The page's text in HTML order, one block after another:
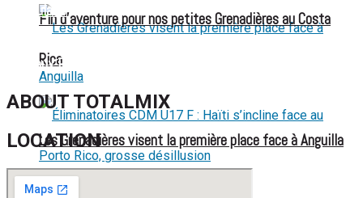
Les Grenadières visent la première place face à Anguilla
Fin d’aventure pour nos petites Grenadières au Costa
Rica
musculaire
face aux États-Unis pour son entrée en lice
ABOUT TOTALMIX
LOCATION